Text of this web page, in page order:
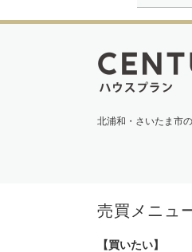
北浦和・さいたま市
売買メニュ
【買いたい】